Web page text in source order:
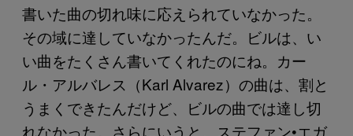
書いた曲の切れ味に応えられていなかった。
その域に達していなかったんだ。ビルは、い
い曲をたくさん書いてくれたのにね。カー
ル・アルバレス（Karl Alvarez）の曲は、割と
うまくできたんだけど、ビルの曲では達し切
れなかった。さらにいうと、ステファン•エガ